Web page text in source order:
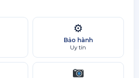
⚙
Bảo hành
Uy tín